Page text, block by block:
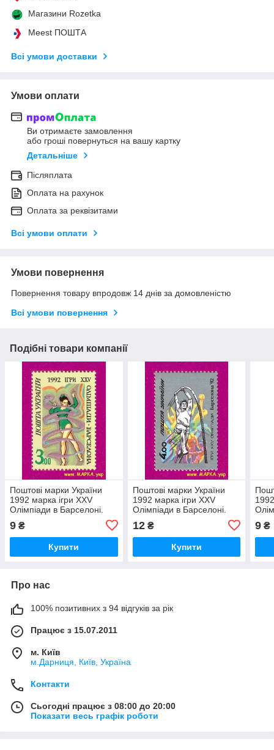
Магазини Rozetka
Meest ПОШТА
Всі умови доставки
Умови оплати
Ви отримаєте замовлення
або гроші повернуться на вашу картку
Детальніше
Післяплата
Оплата на рахунок
Оплата за реквізитами
Всі умови оплати
Умови повернення
Повернення товару впродовж 14 днів за домовленістю
Всі умови повернення
Подібні товари компанії
Поштові марки України
1992 марка ігри XXV
Олімпіади в Барселоні.
(3.00)
9 ₴
Купити
Поштові марки України
1992 марка ігри XXV
Олімпіади в Барселоні.
(4.00)
12₴
Купити
9 ₴
Про нас
100% позитивних з 94 відгуків за рік
Працює з 15.07.2011
м. Київ
м.Дарниця, Київ, Україна
Контакти
Сьогодні працює з 08:00 до 20:00
Показати весь графік роботи